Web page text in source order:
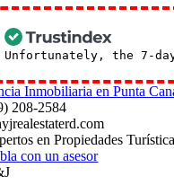
Unfortunately, the 7-
208-2584
en Propiedades
con un asesor